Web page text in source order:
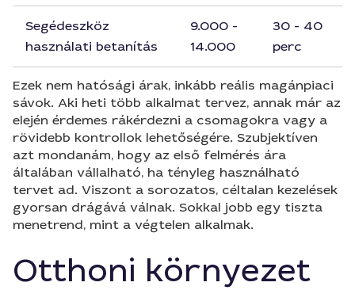
Segédeszköz
használati betanítás
9.000 -
14.000
30 - 40
perc
Ezek nem hatósági árak, inkább reális magánpiaci
sávok. Aki heti több alkalmat tervez, annak már az
elején érdemes rákérdezni a csomagokra vagy a
rövidebb kontrollok lehetőségére. Szubjektíven
azt mondanám, hogy az első felmérés ára
általában vállalható, ha tényleg használható
tervet ad. Viszont a sorozatos, céltalan kezelések
gyorsan drágává válnak. Sokkal jobb egy tiszta
menetrend, mint a végtelen alkalmak.
Otthoni környezet